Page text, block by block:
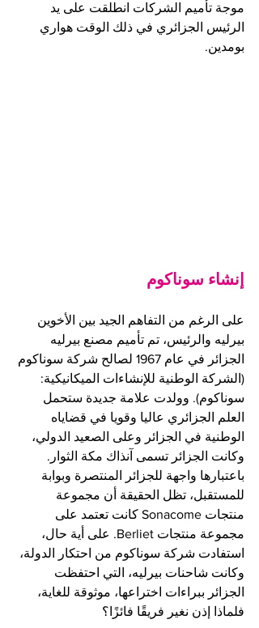
موجة تأميم الشركات انطلقت على يد
الرئيس الجزائري في ذلك الوقت هواري
بومدين.
إنشاء سوناكوم
على الرغم من التفاهم الجيد بين الأخوين
بيرليه والرئيس، تم تأميم مصنع بيرليه
الجزائر في عام 1967 لصالح شركة سوناكوم
(الشركة الوطنية للإنشاءات الميكانيكية:
سوناكوم). وولدت علامة جديدة ستحمل
العلم الجزائري عاليا وقويا في قضاياه
الوطنية في الجزائر وعلى الصعيد الدولي،
وكانت الجزائر تسمى آنذاك مكة الثوار.
باعتبارها واجهة للجزائر المنتصرة وبوابة
للمستقبل، تظل الحقيقة أن مجموعة
منتجات Sonacome كانت تعتمد على
مجموعة منتجات Berliet. على أية حال،
استفادت شركة سوناكوم من احتكار الدولة،
وكانت شاحنات بيرليه، التي احتفظت
الجزائر ببراءات اختراعها، موثوقة للغاية،
فلماذا إذن نغير فريقًا فائزًا؟